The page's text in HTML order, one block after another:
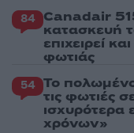
84 Canadair
κατασκευή
επιχειρεί
φωτιάς
54 Το
τις φωτιές
ισχυρότερα
χρόνων»